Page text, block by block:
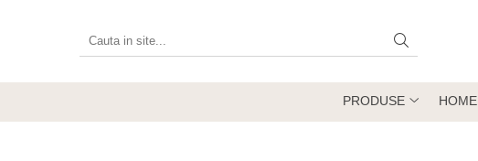
Produse
Grătare, plite și accesorii
PRODUSE HOME